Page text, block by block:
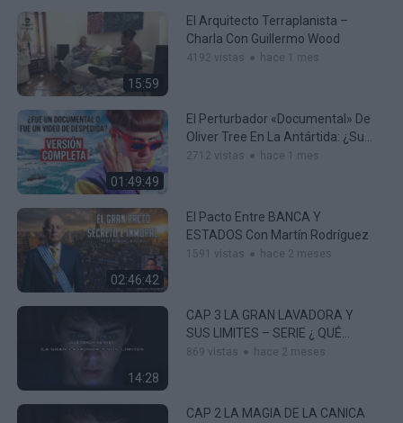
15:59
El Arquitecto Terraplanista –
Charla Con Guillermo Wood
4192 vistas hace 1 mes
01:49:49
El Perturbador «documental» De
Oliver Tree En La Antártida: ¿Su
Adiós Definitivo?
2712 vistas hace 1 mes
02:46:42
El Pacto Entre BANCA Y
ESTADOS Con Martín Rodríguez
1591 vistas hace 2 meses
14:28
CAP 3 LA GRAN LAVADORA Y
SUS LIMITES – SERIE ¿ QUÉ
DEMONIOS PASÓ?
869 vistas hace 2 meses
CAP 2 LA MAGIA DE LA CANICA